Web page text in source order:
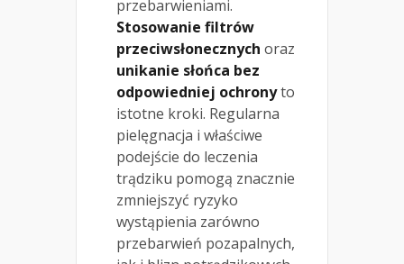
przebarwieniami.
Stosowanie filtrów
przeciwsłonecznych oraz
unikanie słońca bez
odpowiedniej ochronyto
istotne kroki. Regularna
pielęgnacja i właściwe
podejście do leczenia
trądziku pomogą znacznie
zmniejszyć ryzyko
wystąpienia zarówno
przebarwień pozapalnych,